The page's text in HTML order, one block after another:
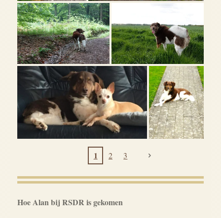
1 2 3
Hoe Alan bij RSDR is gekomen